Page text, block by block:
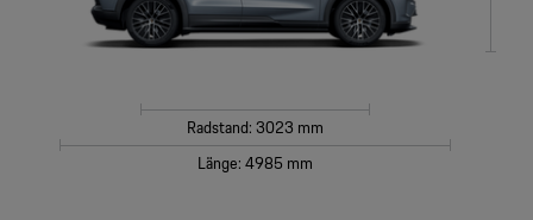
Radstand: 3023 mm
Länge: 4985 mm